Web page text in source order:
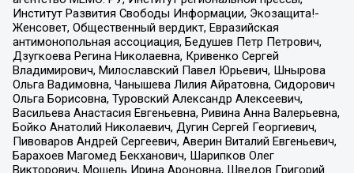
Институт Развития Свободы Информации, Экозащита!-
Женсовет, Общественный вердикт, Евразийская
антимонопольная ассоциация, Бедушев Петр Петрович,
Дзугкоева Регина Николаевна, Кривенко Сергей
Владимирович, Милославский Павел Юрьевич, Шнырова
Ольга Вадимовна, Чанышева Лилия Айратовна, Сидорович
Ольга Борисовна, Туровский Александр Алексеевич,
Васильева Анастасия Евгеньевна, Ривина Анна Валерьевна,
Бойко Анатолий Николаевич, Дугин Сергей Георгиевич,
Пивоваров Андрей Сергеевич, Аверин Виталий Евгеньевич,
Барахоев Магомед Бекханович, Шарипков Олег
Викторович, Мошель Ирина Ароновна, Шведов Григорий